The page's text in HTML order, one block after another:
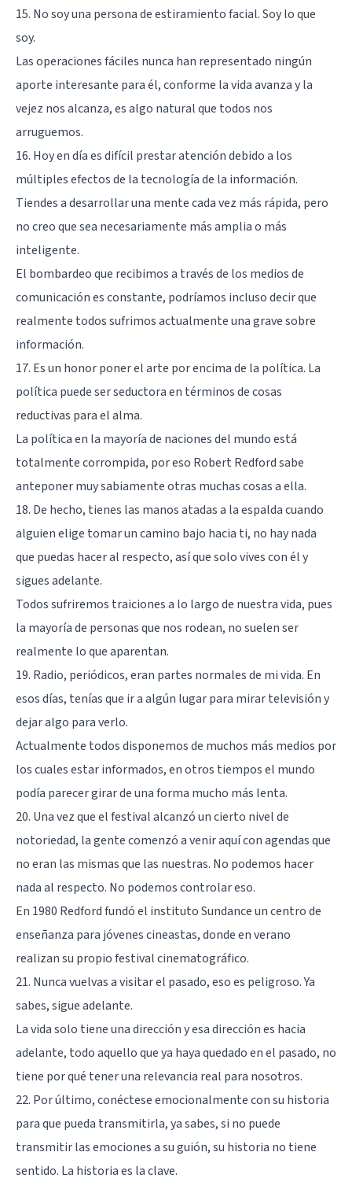
15. No soy una persona de estiramiento facial. Soy lo que
soy.
Las operaciones fáciles nunca han representado ningún
aporte interesante para él, conforme la vida avanza y la
vejez nos alcanza, es algo natural que todos nos
arruguemos.
16. Hoy en día es difícil prestar atención debido a los
múltiples efectos de la tecnología de la información.
Tiendes a desarrollar una mente cada vez más rápida, pero
no creo que sea necesariamente más amplia o más
inteligente.
El bombardeo que recibimos a través de los medios de
comunicación es constante, podríamos incluso decir que
realmente todos sufrimos actualmente una grave sobre
información.
17. Es un honor poner el arte por encima de la política. La
política puede ser seductora en términos de cosas
reductivas para el alma.
La política en la mayoría de naciones del mundo está
totalmente corrompida, por eso Robert Redford sabe
anteponer muy sabiamente otras muchas cosas a ella.
18. De hecho, tienes las manos atadas a la espalda cuando
alguien elige tomar un camino bajo hacia ti, no hay nada
que puedas hacer al respecto, así que solo vives con él y
sigues adelante.
Todos sufriremos traiciones a lo largo de nuestra vida, pues
la mayoría de personas que nos rodean, no suelen ser
realmente lo que aparentan.
19. Radio, periódicos, eran partes normales de mi vida. En
esos días, tenías que ir a algún lugar para mirar televisión y
dejar algo para verlo.
Actualmente todos disponemos de muchos más medios por
los cuales estar informados, en otros tiempos el mundo
podía parecer girar de una forma mucho más lenta.
20. Una vez que el festival alcanzó un cierto nivel de
notoriedad, la gente comenzó a venir aquí con agendas que
no eran las mismas que las nuestras. No podemos hacer
nada al respecto. No podemos controlar eso.
En 1980 Redford fundó el instituto Sundance un centro de
enseñanza para jóvenes cineastas, donde en verano
realizan su propio festival cinematográfico.
21. Nunca vuelvas a visitar el pasado, eso es peligroso. Ya
sabes, sigue adelante.
La vida solo tiene una dirección y esa dirección es hacia
adelante, todo aquello que ya haya quedado en el pasado, no
tiene por qué tener una relevancia real para nosotros.
22. Por último, conéctese emocionalmente con su historia
para que pueda transmitirla, ya sabes, si no puede
transmitir las emociones a su guión, su historia no tiene
sentido. La historia es la clave.